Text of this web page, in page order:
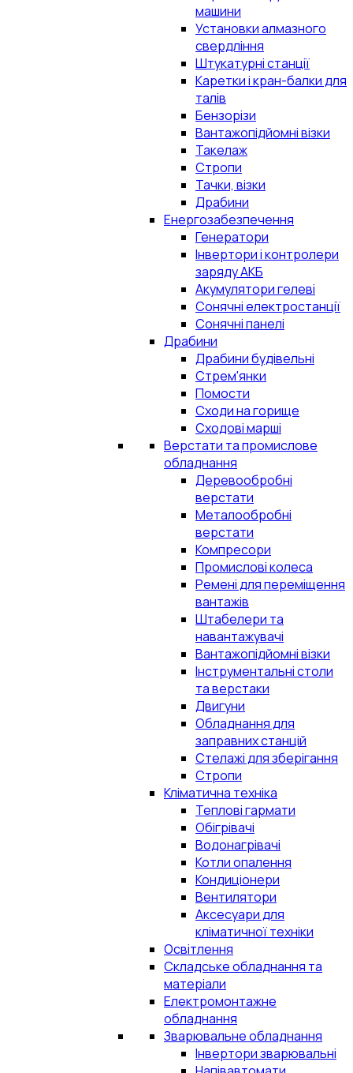
машини
Установки алмазного
свердління
Штукатурні станції
Каретки і кран-балки для
талів
Бензорізи
Вантажопідйомні візки
Такелаж
Стропи
Тачки, візки
Драбини
Енергозабезпечення
Генератори
Інвертори і контролери
заряду АКБ
Акумулятори гелеві
Сонячні електростанції
Сонячні панелі
Драбини
Драбини будівельні
Стрем'янки
Помости
Сходи на горище
Сходові марші
Верстати та промислове
обладнання
Деревообробні
верстати
Металообробні
верстати
Компресори
Промислові колеса
Ремені для переміщення
вантажів
Штабелери та
навантажувачі
Вантажопідйомні візки
Інструментальні столи
та верстаки
Двигуни
Обладнання для
заправних станцій
Стелажі для зберігання
Стропи
Кліматична техніка
Теплові гармати
Обігрівачі
Водонагрівачі
Котли опалення
Кондиціонери
Вентилятори
Аксесуари для
кліматичної техніки
Освітлення
Складське обладнання та
матеріали
Електромонтажне
обладнання
Зварювальне обладнання
Інвертори зварювальні